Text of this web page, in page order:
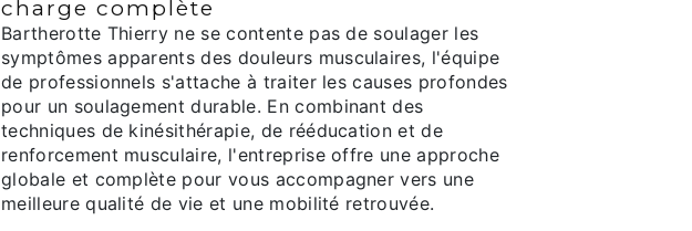
charge complète
Bartherotte Thierry ne se contente pas de soulager les
symptômes apparents des douleurs musculaires, l'équipe
de professionnels s'attache à traiter les causes profondes
pour un soulagement durable. En combinant des
techniques de kinésithérapie, de rééducation et de
renforcement musculaire, l'entreprise offre une approche
globale et complète pour vous accompagner vers une
meilleure qualité de vie et une mobilité retrouvée.